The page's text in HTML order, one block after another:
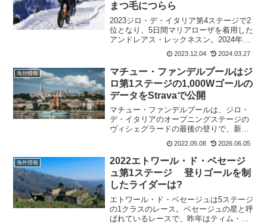
まつ毛につらら
2023ジロ・デ・イタリア第4ステージで2
位となり、5日間マリアローザを着用した
アンドレアス・レックネスン。2024年シ
ーズン、Team dsm - firmenichから、古
巣のUno-X Pro Cycling Teamに帰ってく
る。現...
2023.12.04 2024.03.27
海外情報
マチュー・ファンデルプールはジ
ロ第1ステージの1,000Wゴールの
データをStravaで公開
マチュー・ファンデルプールは、ジロ・
デ・イタリアのオープニングステージの
ヴィシェグラードの最後の登りで、新星
ビニヤム・ギルマイ抑えて優勝し、彼の
恐るべき力を取り戻した。忘れてはいけ
ないのは、シクロクロスシーズンからレ
ース撤退。復帰は、遅れる...
2022.05.08 2026.06.05
海外情報
2022エトワール・ド・ベセージ
ュ第1ステージ 登りゴールを制
したライダーは?
エトワール・ド・ベセージュは5ステージ
の1クラスのレース。ベセージュの星と呼
ばれているレースで、昨年はティム・ウ